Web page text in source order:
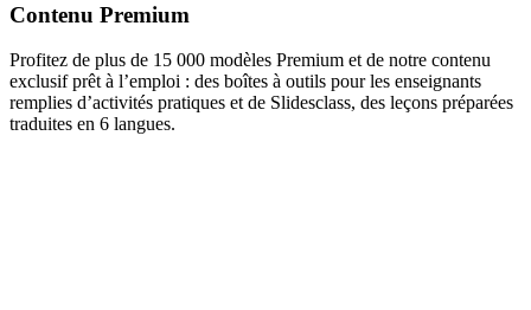
Contenu Premium
Profitez de plus de 15 000 modèles Premium et de notre contenu
exclusif prêt à l’emploi : des boîtes à outils pour les enseignants
remplies d’activités pratiques et de Slidesclass, des leçons préparées
traduites en 6 langues.